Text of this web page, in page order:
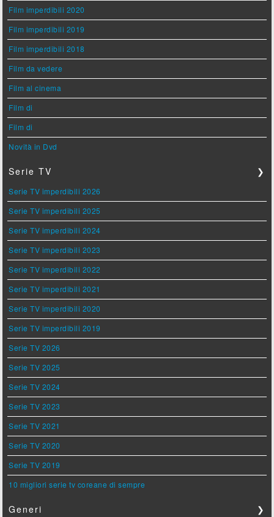
Film imperdibili 2020
Film imperdibili 2019
Film imperdibili 2018
Film da vedere
Film al cinema
Film di
Film di
Novità in Dvd
Serie TV ❯
Serie TV imperdibili 2026
Serie TV imperdibili 2025
Serie TV imperdibili 2024
Serie TV imperdibili 2023
Serie TV imperdibili 2022
Serie TV imperdibili 2021
Serie TV imperdibili 2020
Serie TV imperdibili 2019
Serie TV 2026
Serie TV 2025
Serie TV 2024
Serie TV 2023
Serie TV 2021
Serie TV 2020
Serie TV 2019
10 migliori serie tv coreane di sempre
Generi ❯